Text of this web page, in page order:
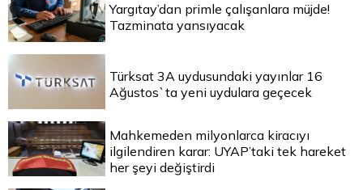
Yargıtay’dan primle çalışanlara müjde!
Tazminata yansıyacak
Türksat 3A uydusundaki yayınlar 16
Ağustos`ta yeni uydulara geçecek
Mahkemeden milyonlarca kiracıyı
ilgilendiren karar: UYAP’taki tek hareket
her şeyi değiştirdi